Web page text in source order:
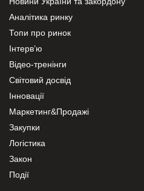
Аналітика ринку
Топи про ринок
Інтерв’ю
Відео-тренінги
Світовий досвід
Інновації
Маркетинг&Продажі
Закупки
Логістика
Закон
Події